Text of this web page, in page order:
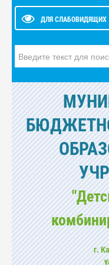
ДЛЯ СЛАБОВИДЯЩИХ
г.